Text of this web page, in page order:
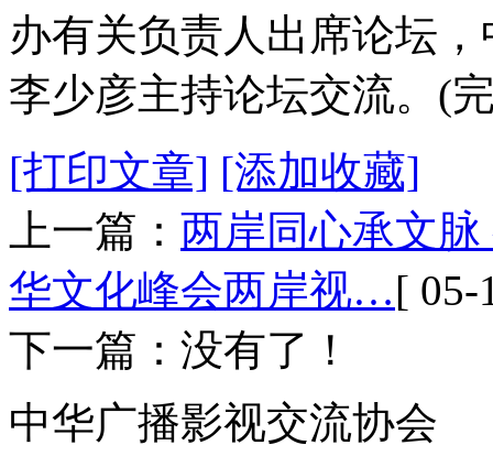
办有关负责人出席论坛
李少彦主持论坛交流。(
[打印文章] [添加收藏]
上一篇： 两岸同心承文
华文化峰会两岸视…[ 05-
下一篇：没有了！
中华广播影视交流协会